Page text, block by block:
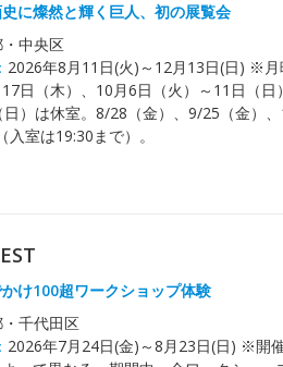
に燦然と輝く巨人、初の展覧会
中央区
2026年8月11日(火)～12月13日(日) ※月
17日（木）、10月6日（火）～11日（日
日）は休室。8/28（金）、9/25（金）
入室は19:30まで）。
け100超ワークショップ体験
千代田区
2026年7月24日(金)～8月23日(日) ※開